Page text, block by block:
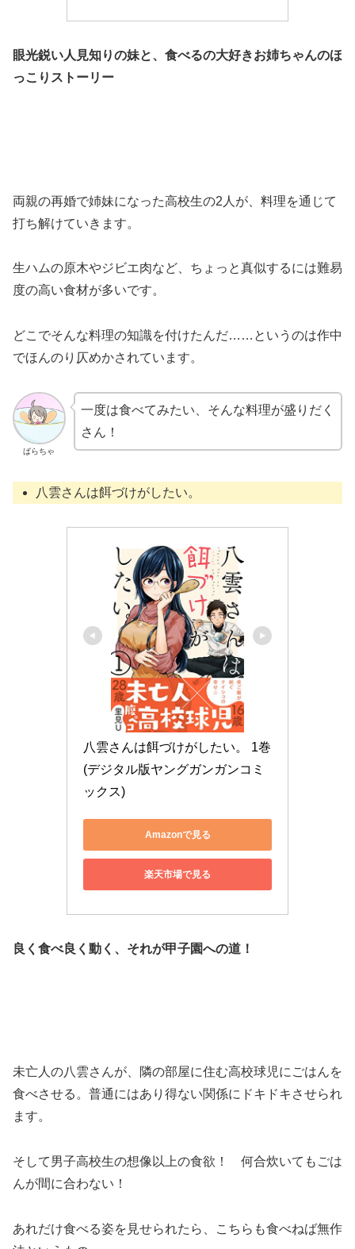
眼光鋭い人見知りの妹と、食べるの大好きお姉ちゃんのほ
っこりストーリー
両親の再婚で姉妹になった高校生の2人が、料理を通じて
打ち解けていきます。
生ハムの原木やジビエ肉など、ちょっと真似するには難易
度の高い食材が多いです。
どこでそんな料理の知識を付けたんだ……というのは作中
でほんのり仄めかされています。
ばらちゃ
一度は食べてみたい、そんな料理が盛りだく
さん！
八雲さんは餌づけがしたい。
八雲さんは餌づけがしたい。 1巻
(デジタル版ヤングガンガンコミ
ックス)
Amazonで見る
楽天市場で見る
良く食べ良く動く、それが甲子園への道！
未亡人の八雲さんが、隣の部屋に住む高校球児にごはんを
食べさせる。普通にはあり得ない関係にドキドキさせられ
ます。
そして男子高校生の想像以上の食欲！ 何合炊いてもごは
んが間に合わない！
あれだけ食べる姿を見せられたら、こちらも食べねば無作